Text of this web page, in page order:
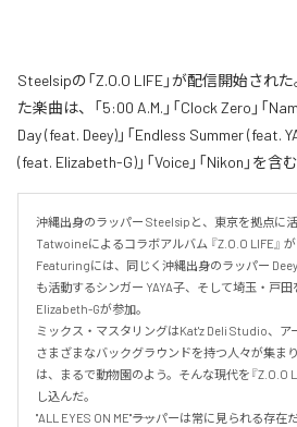
Steelsipの「Z.O.O LIFE」が配信開始され
た楽曲は、「5:00 A.M.」「Clock Zero」「
Day (feat. Deey)」「Endless Summer (feat.
(feat. Elizabeth-G)」「Voice」「Nikon」を含
沖縄出身のラッパー Steelsipと、東京を拠点に
Tatwoineによるコラボアルバム 『Z.O.O LIFE』 が
Featuringには、同じく沖縄出身のラッパー Deey
も活動するシンガー YAYA子、そして埼玉・戸田
Elizabeth-Gが参加。
ミックス・マスタリングはKat'z Deli Studio、ア
さまざまなバックグラウンドを持つ人々が集ま
は、まるで動物園のよう。そんな現代を『Z.O.O
し込んだ。
"ALL EYES ON ME"――ラッパーは常に見られる存